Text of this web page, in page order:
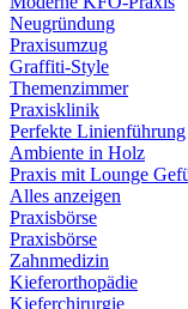
Neugründung
Praxisumzug
Graffiti-Style
Themenzimmer
Praxisklinik
Perfekte Linienführung
Ambiente in Holz
Praxis mit Lounge
Alles anzeigen
Praxisbörse
Praxisbörse
Zahnmedizin
Kieferorthopädie
Kieferchirurgie